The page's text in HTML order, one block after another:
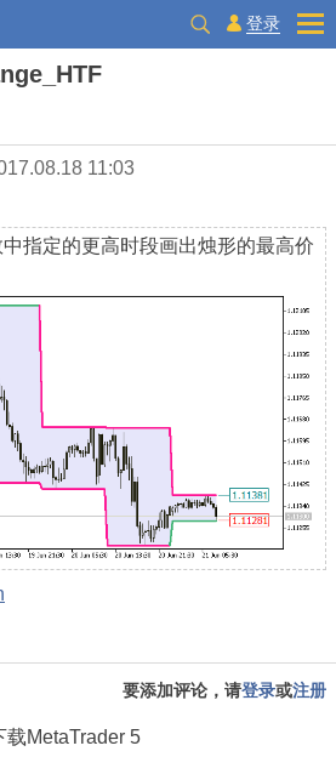
登录
11:03
指定的更高时段画出烛形的最高价
要添加评论，请登录或注册
载MetaTrader 5